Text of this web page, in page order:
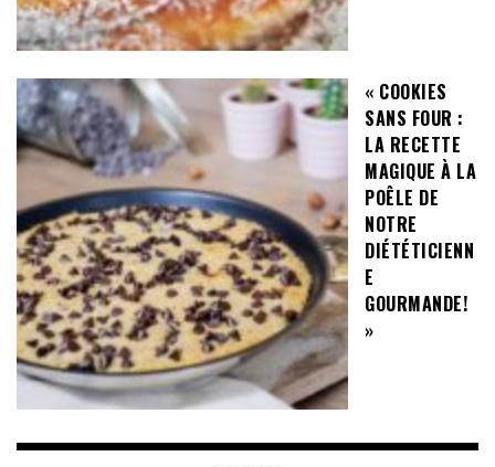
« COOKIES
SANS FOUR :
LA RECETTE
MAGIQUE À LA
POÊLE DE
NOTRE
DIÉTÉTICIENN
E
GOURMANDE!
»